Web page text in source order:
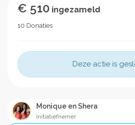
€ 510 ingezameld
10 Donaties
Deze actie is
Monique en Shera
Initiatiefnemer